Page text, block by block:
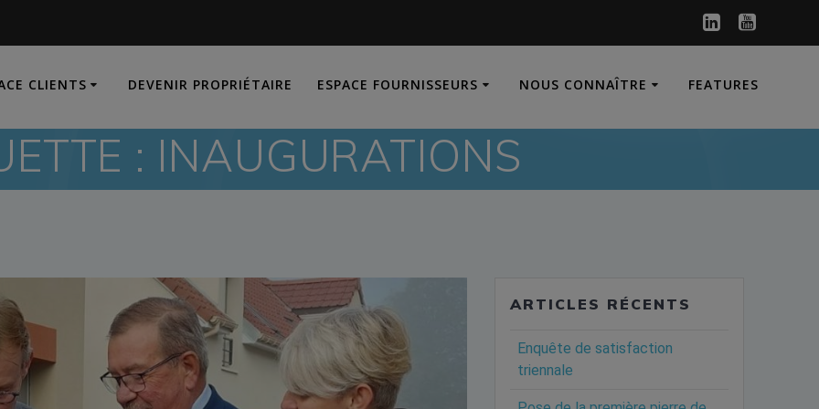
CLIENTS DEVENIR PROPRIÉTAIRE ESPACE FOURNISSEURS NOUS CONNAÎTRE FEATURES
: INAUGURATIONS
ARTICLES RÉCENTS
Enquête de satisfaction
triennale